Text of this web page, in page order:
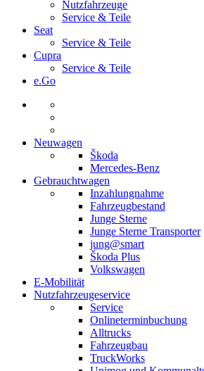
Nutzfahrzeuge
Service & Teile
Seat
Service & Teile
Cupra
Service & Teile
e.Go
Neuwagen
Škoda
Mercedes-Benz
Gebrauchtwagen
Inzahlungnahme
Fahrzeugbestand
Junge Sterne
Junge Sterne Transporter
jung@smart
Škoda Plus
Volkswagen
E-Mobilität
Nutzfahrzeugeservice
Service
Onlineterminbuchung
Alltrucks
Fahrzeugbau
TruckWorks